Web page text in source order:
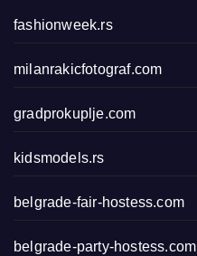
fashionweek.rs
milanrakicfotograf.com
gradprokuplje.com
kidsmodels.rs
belgrade-fair-hostess.com
belgrade-party-hostess.com